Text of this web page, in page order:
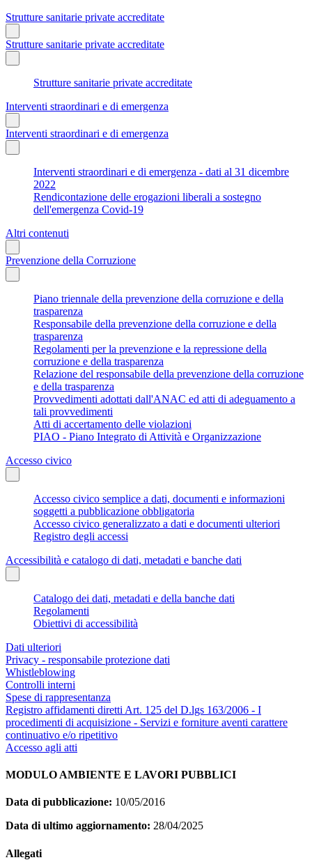
Strutture sanitarie private accreditate
Strutture sanitarie private accreditate
Strutture sanitarie private accreditate
Interventi straordinari e di emergenza
Interventi straordinari e di emergenza
Interventi straordinari e di emergenza - dati al 31 dicembre
2022
Rendicontazione delle erogazioni liberali a sostegno
dell'emergenza Covid-19
Altri contenuti
Prevenzione della Corruzione
Piano triennale della prevenzione della corruzione e della
trasparenza
Responsabile della prevenzione della corruzione e della
trasparenza
Regolamenti per la prevenzione e la repressione della
corruzione e della trasparenza
Relazione del responsabile della prevenzione della corruzione
e della trasparenza
Provvedimenti adottati dall'ANAC ed atti di adeguamento a
tali provvedimenti
Atti di accertamento delle violazioni
PIAO - Piano Integrato di Attività e Organizzazione
Accesso civico
Accesso civico semplice a dati, documenti e informazioni
soggetti a pubblicazione obbligatoria
Accesso civico generalizzato a dati e documenti ulteriori
Registro degli accessi
Accessibilità e catalogo di dati, metadati e banche dati
Catalogo dei dati, metadati e della banche dati
Regolamenti
Obiettivi di accessibilità
Dati ulteriori
Privacy - responsabile protezione dati
Whistleblowing
Controlli interni
Spese di rappresentanza
Registro affidamenti diretti Art. 125 del D.lgs 163/2006 - I
procedimenti di acquisizione - Servizi e forniture aventi carattere
continuativo e/o ripetitivo
Accesso agli atti
MODULO AMBIENTE E LAVORI PUBBLICI
Data di pubblicazione: 10/05/2016
Data di ultimo aggiornamento: 28/04/2025
Allegati